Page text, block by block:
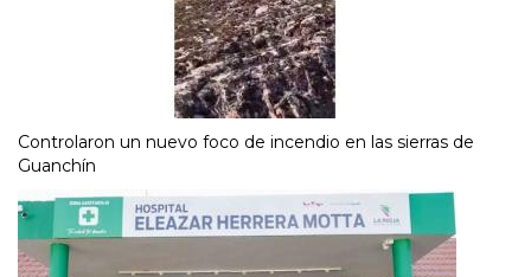
Controlaron un nuevo foco de incendio en las sierras de
Guanchín